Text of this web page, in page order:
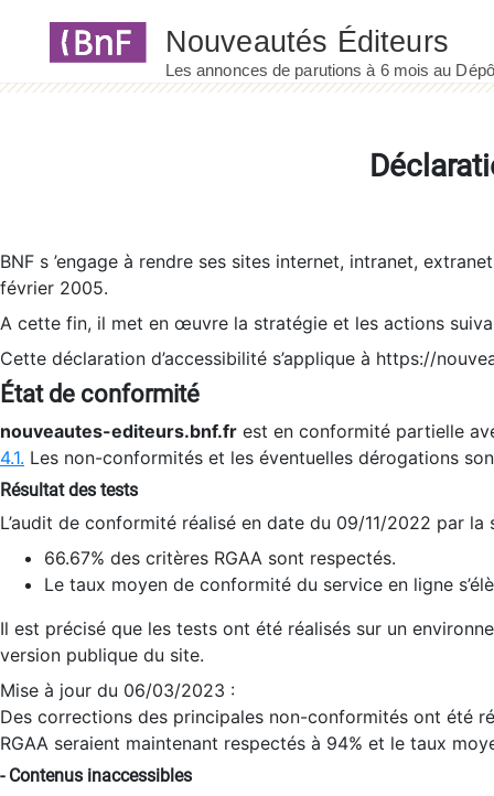
BNF s ’engage à rendre ses sites internet, intranet,
février 2005.
A cette fin, il met en œuvre la stratégie et les actions
Cette déclaration d’accessibilité s’applique à https://
État de conformité
nouveautes-editeurs.bnf.fr est en conformité partielle
4.1. Les non-conformités et les éventuelles dérogations
Résultat des tests
L’audit de conformité réalisé en date du 09/11/2022 par
66.67% des critères RGAA sont respectés.
Le taux moyen de conformité du service en ligne
Il est précisé que les tests ont été réalisés sur un
version publique du site.
Mise à jour du 06/03/2023 :
Des corrections des principales non-conformités ont été
RGAA seraient maintenant respectés à 94% et le taux
- Contenus inaccessibles